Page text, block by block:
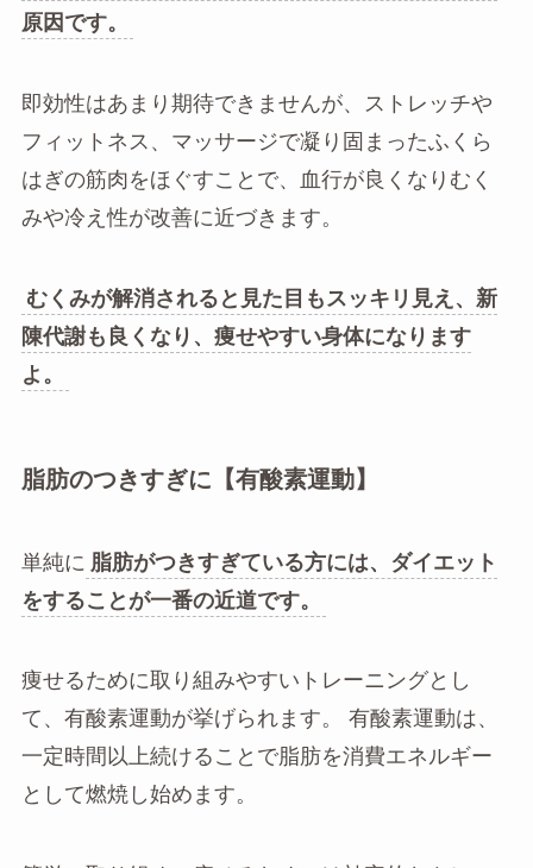
原因です。
即効性はあまり期待できませんが、ストレッチや
フィットネス、マッサージで凝り固まったふくら
はぎの筋肉をほぐすことで、血行が良くなりむく
みや冷え性が改善に近づきます。
むくみが解消されると見た目もスッキリ見え、新
陳代謝も良くなり、痩せやすい身体になります
よ。
脂肪のつきすぎに【有酸素運動】
単純に 脂肪がつきすぎている方には、ダイエット
をすることが一番の近道です。
痩せるために取り組みやすいトレーニングとし
て、有酸素運動が挙げられます。 有酸素運動は、
一定時間以上続けることで脂肪を消費エネルギー
として燃焼し始めます。